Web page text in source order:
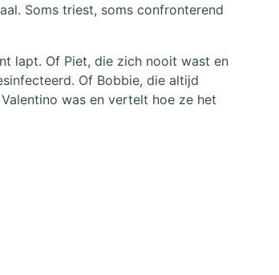
Soms triest, soms confronterend
lapt. Of Piet, die zich nooit wast en
Of Bobbie, die altijd
was en vertelt hoe ze het